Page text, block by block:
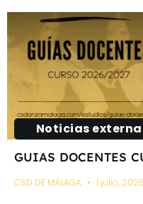
Noticias
GUIAS DOCENTES
CSD DE MÁLAGA 1 julio, 2026